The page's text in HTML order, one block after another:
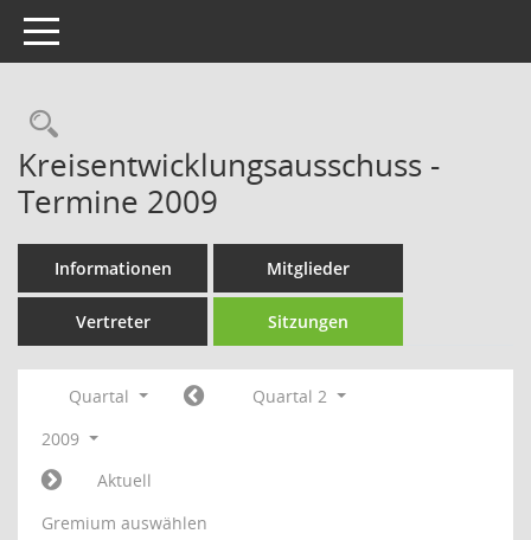
Toggle navigation
Rechercheauswahl
Kreisentwicklungsausschuss -
Termine 2009
Informationen Mitglieder
Vertreter Sitzungen
Quartal
Quartal 2
2009
Aktuell
Gremium auswählen